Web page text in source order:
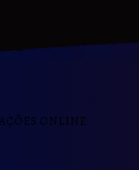
ONLINE